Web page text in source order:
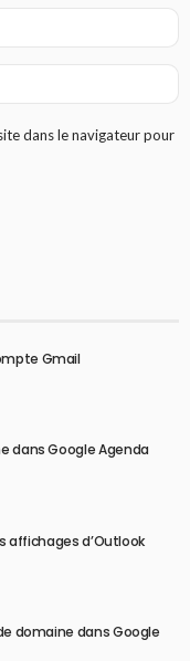
dans le navigateur pour
Gmail
dans Google Agenda
affichages d’Outlook
domaine dans Google